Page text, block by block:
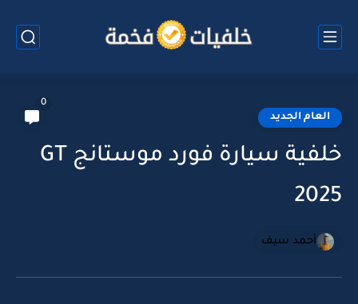
العام الجديد
0
خلفية سيارة فورد موستانج GT
2025
أحمد سيف